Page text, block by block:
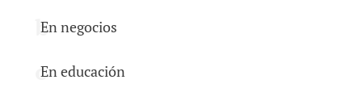
En negocios
En educación